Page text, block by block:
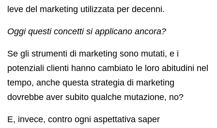
leve del marketing utilizzata per decenni.
Oggi questi concetti si applicano ancora?
Se gli strumenti di marketing sono mutati, e i
potenziali clienti hanno cambiato le loro abitudini nel
tempo, anche questa strategia di marketing
dovrebbe aver subito qualche mutazione, no?
E, invece, contro ogni aspettativa saper